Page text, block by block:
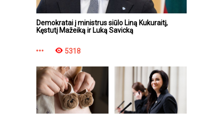
Demokratai į ministrus siūlo Liną Kukuraitį,
Kęstutį Mažeiką ir Luką Savicką
5318